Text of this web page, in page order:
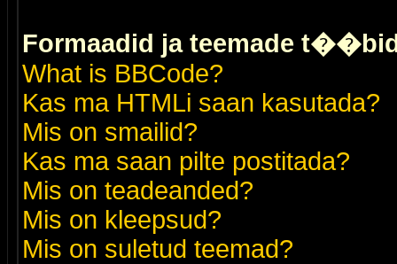
Formaadid ja teemade
What is BBCode?
Kas ma HTMLi saan kasutada?
Mis on smailid?
Kas ma saan pilte postitada?
Mis on teadeanded?
Mis on kleepsud?
Mis on suletud teemad?